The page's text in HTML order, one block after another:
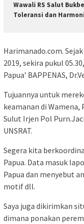
Wawali RS Salut
Toleransi dan
Harimanado.com.
2019, sekira pukul
Papua’ BAPPENAS,
Tujuannya untuk
keamanan di Wamena,
Sulut Irjen Pol
UNSRAT.
Segera kita
Papua. Data masuk
Papua dan menyebut
motif dll.
Saya juga dikirimkan
dimana ponakan